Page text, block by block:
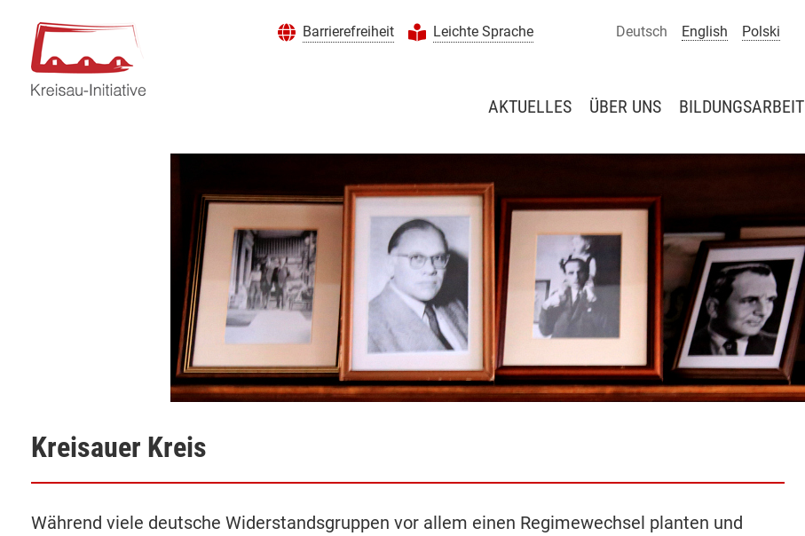
Barrierefreiheit Leichte Sprache Deutsch English Polski
AKTUELLES ÜBER UNS BILDUNGSARBEIT
Kreisauer Kreis
Während viele deutsche Widerstandsgruppen vor allem einen Regimewechsel planten und